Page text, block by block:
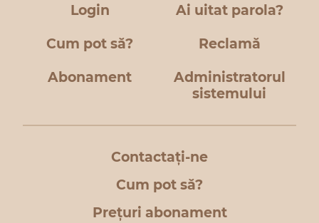
Login Ai uitat parola?
Cum pot să? Reclamă
Abonament
Administratorul
sistemului
Contactați-ne
Cum pot să?
Prețuri abonament